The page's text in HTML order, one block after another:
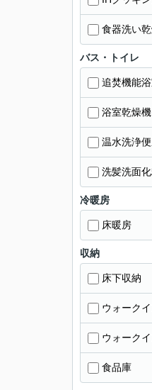
食器洗い
バス・トイレ
追焚機能
浴室乾燥機
温水洗浄
洗髪洗面
冷暖房
床暖房
収納
床下収納
ウォーク
ウォーク
食品庫